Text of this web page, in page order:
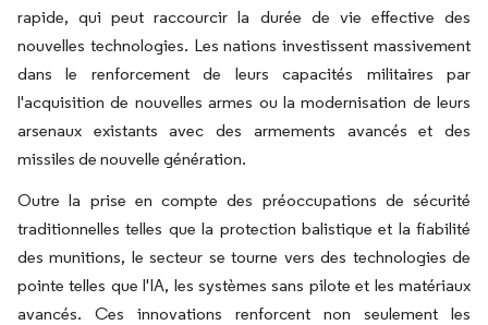
rapide, qui peut raccourcir la durée de vie effective des
nouvelles technologies. Les nations investissent massivement
dans le renforcement de leurs capacités militaires par
l'acquisition de nouvelles armes ou la modernisation de leurs
arsenaux existants avec des armements avancés et des
missiles de nouvelle génération.
Outre la prise en compte des préoccupations de sécurité
traditionnelles telles que la protection balistique et la fiabilité
des munitions, le secteur se tourne vers des technologies de
pointe telles que l'IA, les systèmes sans pilote et les matériaux
avancés. Ces innovations renforcent non seulement les